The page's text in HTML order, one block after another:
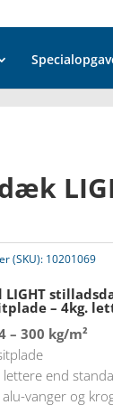
(SKU): 10201069
LIGHT
– 4kg.
– 300 kg/m²
lettere end
alu-vanger og